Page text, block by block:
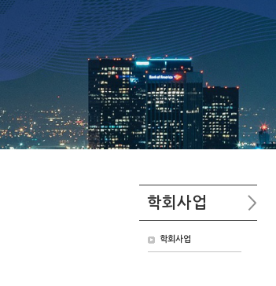
학회연혁
학회임원
학회정관
명예의 전당
학회사업
학회사업